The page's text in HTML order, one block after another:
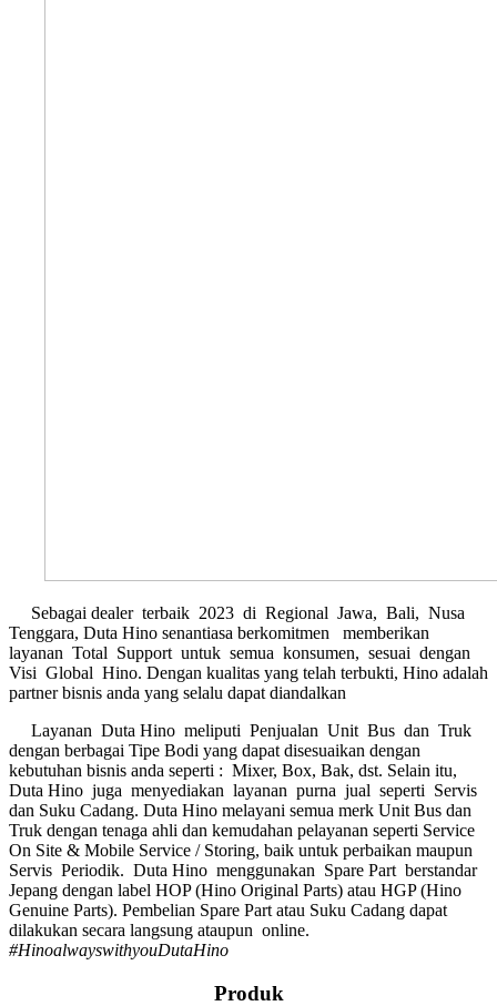
Sebagai dealer terbaik 2023 di Regional Jawa, Bali, Nusa
Tenggara, Duta Hino senantiasa berkomitmen memberikan
layanan Total Support untuk semua konsumen, sesuai dengan
Visi Global Hino. Dengan kualitas yang telah terbukti, Hino adalah
partner bisnis anda yang selalu dapat diandalkan
Layanan Duta Hino meliputi Penjualan Unit Bus dan Truk
dengan berbagai Tipe Bodi yang dapat disesuaikan dengan
kebutuhan bisnis anda seperti : Mixer, Box, Bak, dst. Selain itu,
Duta Hino juga menyediakan layanan purna jual seperti Servis
dan Suku Cadang. Duta Hino melayani semua merk Unit Bus dan
Truk dengan tenaga ahli dan kemudahan pelayanan seperti Service
On Site & Mobile Service / Storing, baik untuk perbaikan maupun
Servis Periodik. Duta Hino menggunakan Spare Part berstandar
Jepang dengan label HOP (Hino Original Parts) atau HGP (Hino
Genuine Parts). Pembelian Spare Part atau Suku Cadang dapat
dilakukan secara langsung ataupun online.
#HinoalwayswithyouDutaHino
Produk